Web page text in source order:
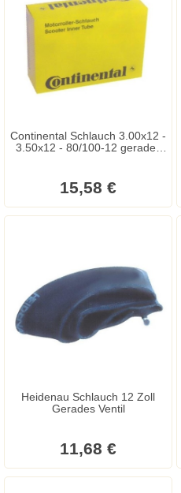
Continental Schlauch 3.00x12 -
3.50x12 - 80/100-12 gerades
15,58 €
Heidenau Schlauch 12 Zoll
Gerades Ventil
11,68 €